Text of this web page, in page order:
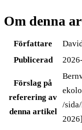
Om denna
Författare
Publicerad
Förslag på
referering av
denna artikel
/
2026]